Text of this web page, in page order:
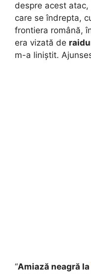
despre acest
care se îndrepta,
frontiera română,
era vizată de
m-a liniștit.
“Amiază neagră la